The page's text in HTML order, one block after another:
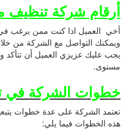
أرقام شركة تنظيف
أخي العميل اذا كنت ممن يرغب في
يجب عليك عزيزي العميل أن تتأكد
مستوى.
خطوات الشركة في
تعتمد الشركة على عدة خطوات
هذه الخطوات فيما يلي: